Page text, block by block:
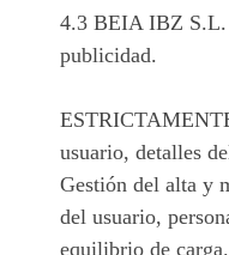
4.3 BEIA IBZ S.L.
publicidad.
usuario, detalles
Gestión del alta y
del usuario,
equilibrio de carga.